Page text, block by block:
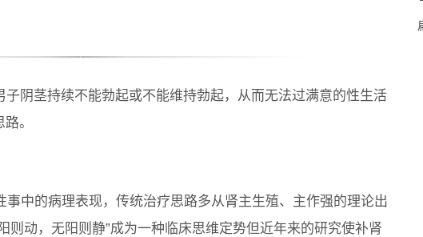
阴茎持续不能勃起或不能维持勃起，从而无法过满意的性生活
。
事中的病理表现，传统治疗思路多从肾主生殖、主作强的理论出
则动，无阳则静”成为一种临床思维定势但近年来的研究使补肾